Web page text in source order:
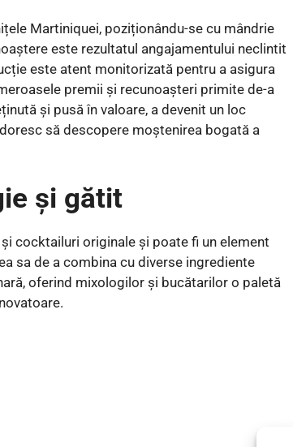
Martiniquei, poziționându-se cu mândrie
este rezultatul angajamentului neclintit
este atent monitorizată pentru a asigura
premii și recunoașteri primite de-a
și pusă în valoare, a devenit un loc
să descopere moștenirea bogată a
și gătit
cocktailuri originale și poate fi un element
sa de a combina cu diverse ingrediente
oferind mixologilor și bucătarilor o paletă